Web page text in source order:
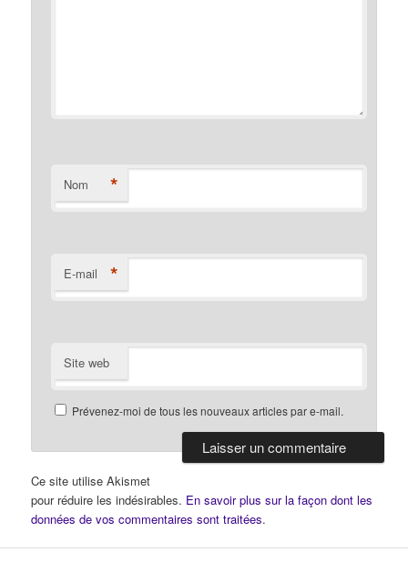
Nom *
E-mail *
Site web
Prévenez-moi de tous les nouveaux articles par e-mail.
Ce site utilise Akismet
pour réduire les indésirables. En savoir plus sur la façon dont les
données de vos commentaires sont traitées.